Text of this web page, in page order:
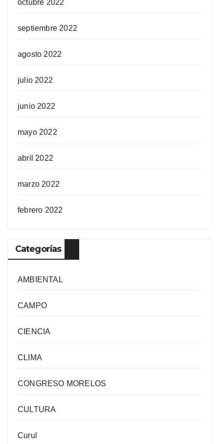
octubre 2022
septiembre 2022
agosto 2022
julio 2022
junio 2022
mayo 2022
abril 2022
marzo 2022
febrero 2022
Categorías
AMBIENTAL
CAMPO
CIENCIA
CLIMA
CONGRESO MORELOS
CULTURA
Curul